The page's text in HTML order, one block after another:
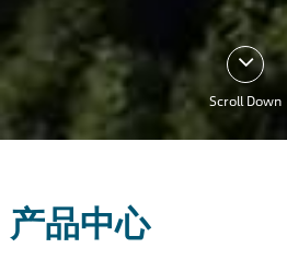
Scroll Down
产品中心